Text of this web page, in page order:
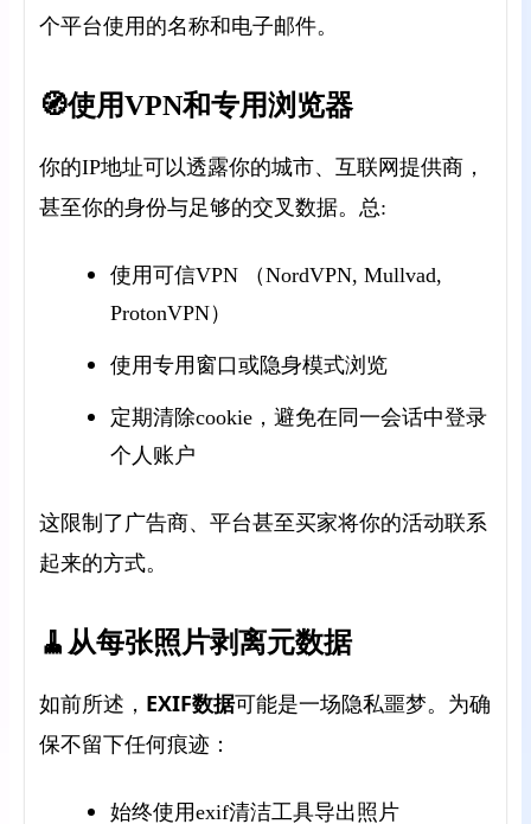
个平台使用的名称和电子邮件。
🧭使用VPN和专用浏览器
你的IP地址可以透露你的城市、互联网提供商，
甚至你的身份与足够的交叉数据。总:
使用可信VPN （NordVPN, Mullvad,
ProtonVPN）
使用专用窗口或隐身模式浏览
定期清除cookie，避免在同一会话中登录
个人账户
这限制了广告商、平台甚至买家将你的活动联系
起来的方式。
🧹从每张照片剥离元数据
如前所述 ， EXIF数据可能是一场隐私噩梦。为确
保不留下任何痕迹：
始终使用exif清洁工具导出照片